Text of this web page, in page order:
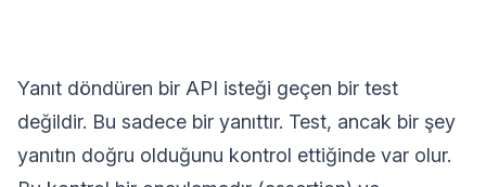
Yanıt döndüren bir API isteği geçen bir test
değildir. Bu sadece bir yanıttır. Test, ancak bir şey
yanıtın doğru olduğunu kontrol ettiğinde var olur.